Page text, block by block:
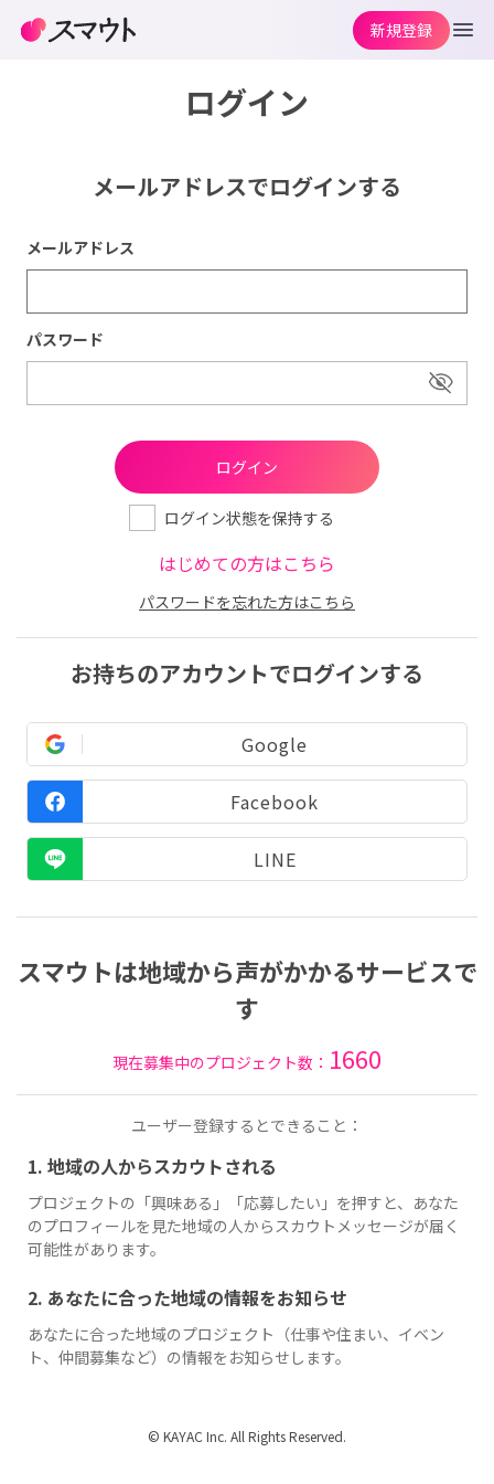
ログイン
メールアドレスでログインする
メールアドレス
パスワード
ログイン状態を保持する
はじめての方はこちら
パスワードを忘れた方はこちら
お持ちのアカウントでログインする
Google
Facebook
LINE
スマウトは地域から声がかかるサービスで
す
現在募集中のプロジェクト数： 1660
ユーザー登録するとできること：
1. 地域の人からスカウトされる
プロジェクトの「興味ある」「応募したい」を押すと、あなた
のプロフィールを見た地域の人からスカウトメッセージが届く
可能性があります。
2. あなたに合った地域の情報をお知らせ
あなたに合った地域のプロジェクト（仕事や住まい、イベン
ト、仲間募集など）の情報をお知らせします。
新規登録
© KAYAC Inc. All Rights Reserved.